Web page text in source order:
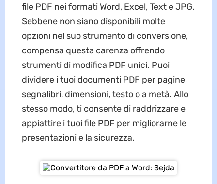
file PDF nei formati Word, Excel, Text e JPG.
Sebbene non siano disponibili molte
opzioni nel suo strumento di conversione,
compensa questa carenza offrendo
strumenti di modifica PDF unici. Puoi
dividere i tuoi documenti PDF per pagine,
segnalibri, dimensioni, testo o a metà. Allo
stesso modo, ti consente di raddrizzare e
appiattire i tuoi file PDF per migliorarne le
presentazioni e la sicurezza.